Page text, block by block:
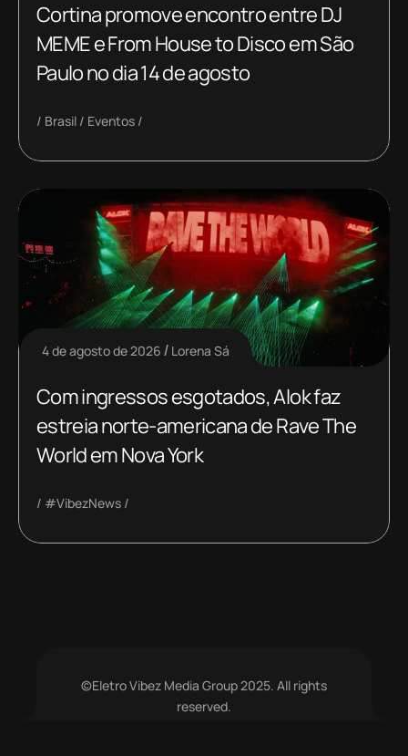
Cortina promove encontro entre DJ
MEME e From House to Disco em São
Paulo no dia 14 de agosto
Brasil Eventos
4 de agosto de 2026 Lorena Sá
Com ingressos esgotados, Alok faz
estreia norte-americana de Rave The
World em Nova York
#VibezNews
©Eletro Vibez Media Group 2025. All rights
reserved.